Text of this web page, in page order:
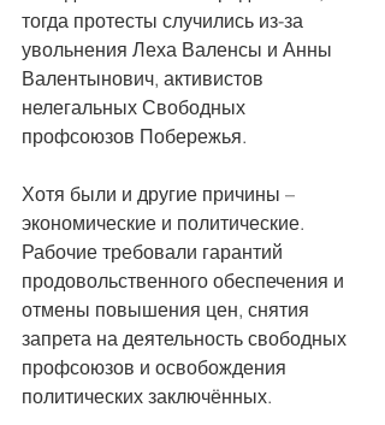
тогда протесты случились из-за
увольнения Леха Валенсы и Анны
Валентынович, активистов
нелегальных Свободных
профсоюзов Побережья.
Хотя были и другие причины –
экономические и политические.
Рабочие требовали гарантий
продовольственного обеспечения и
отмены повышения цен, снятия
запрета на деятельность свободных
профсоюзов и освобождения
политических заключённых.